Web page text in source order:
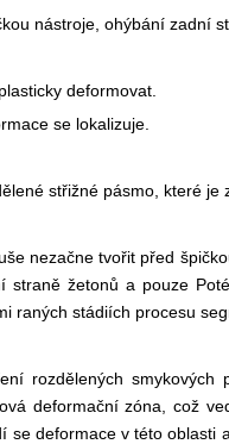
nástroje, ohýbání zadní
deformovat.
se lokalizuje.
střižné pásmo, které je
nezačne tvořit před
straně žetonů a pouze
raných stádiích procesu
rozdělených
deformační zóna, což
se deformace v této